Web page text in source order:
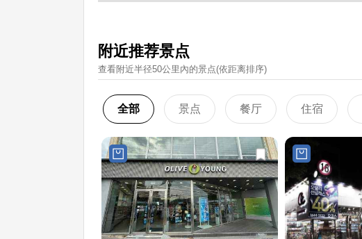
附近推荐景点
查看附近半径50公里內的景点(依距离排序)
全部 景点 餐厅 住宿